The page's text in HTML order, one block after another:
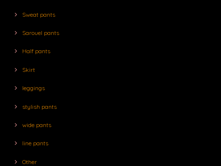
Sweat pants
Sarouel pants
Half pants
Skirt
leggings
stylish pants
wide pants
line pants
Other